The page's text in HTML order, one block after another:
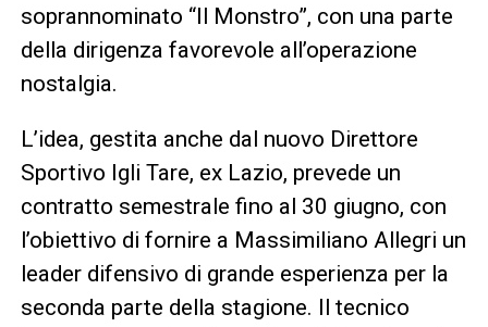
soprannominato “Il Monstro”, con una parte
della dirigenza favorevole all’operazione
nostalgia.
L’idea, gestita anche dal nuovo Direttore
Sportivo Igli Tare, ex Lazio, prevede un
contratto semestrale fino al 30 giugno, con
l’obiettivo di fornire a Massimiliano Allegri un
leader difensivo di grande esperienza per la
seconda parte della stagione. Il tecnico